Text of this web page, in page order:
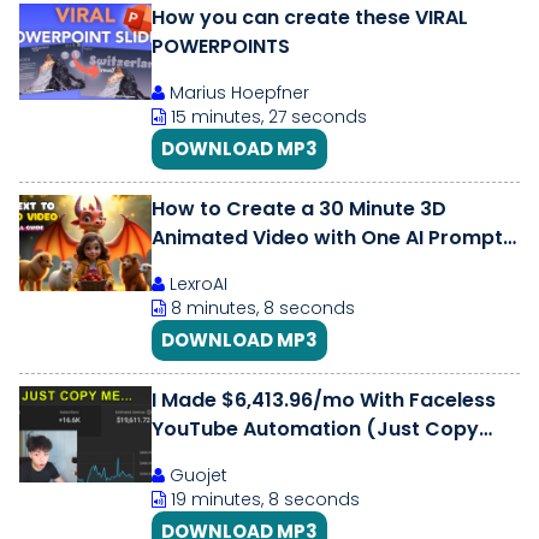
How you can create these VIRAL
POWERPOINTS
Marius Hoepfner
15 minutes, 27 seconds
DOWNLOAD MP3
How to Create a 30 Minute 3D
Animated Video with One AI Prompt
LexroAI
8 minutes, 8 seconds
DOWNLOAD MP3
I Made $6,413.96/mo With Faceless
YouTube Automation (Just Copy
Guojet
19 minutes, 8 seconds
DOWNLOAD MP3